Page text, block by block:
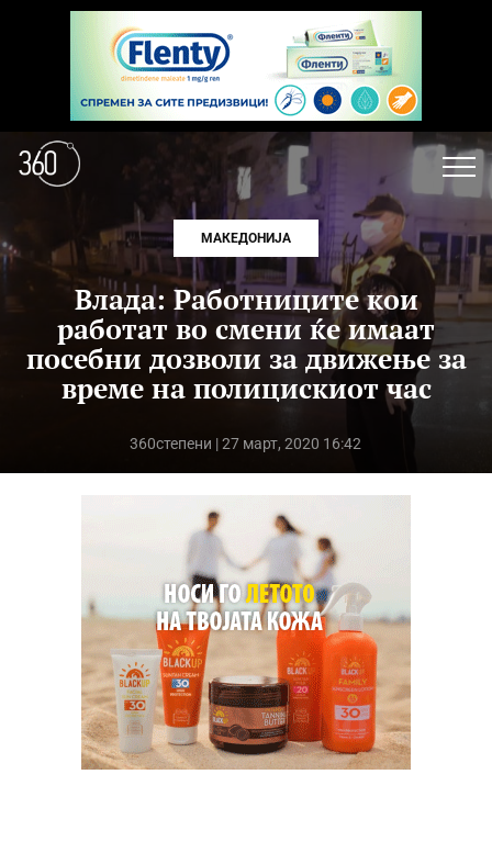
МАКЕДОНИЈА
Влада: Работниците кои
работат во смени ќе имаат
посебни дозволи за движење за
време на полицискиот час
360степени | 27 март, 2020 16:42